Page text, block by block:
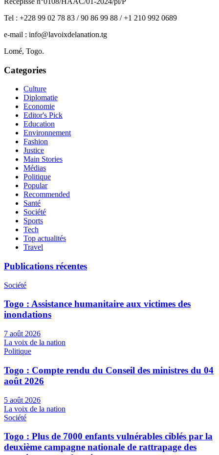
Tel : +228 99 02 78 83 / 90 86 99 88 / +1 210 992 0689
e-mail : info@lavoixdelanation.tg
Lomé, Togo.
Categories
Culture
Diplomatie
Economie
Editor's Pick
Education
Environnement
Fashion
Justice
Main Stories
Médias
Politique
Popular
Recommended
Santé
Société
Sports
Tech
Top actualités
Travel
Publications récentes
Société
Togo : Assistance humanitaire aux victimes des
inondations
7 août 2026
La voix de la nation
Politique
Togo : Compte rendu du Conseil des ministres du 04
août 2026
5 août 2026
La voix de la nation
Société
Togo : Plus de 7000 enfants vulnérables ciblés par la
deuxième campagne nationale de rattrapage des